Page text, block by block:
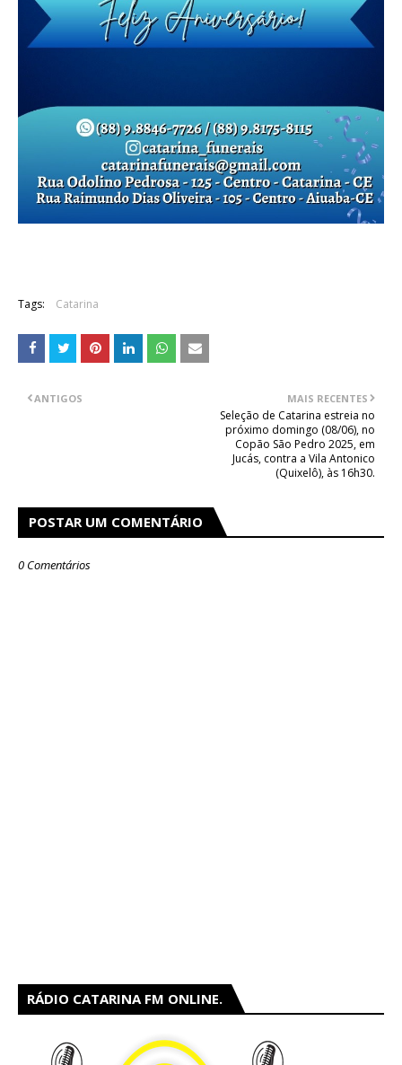
Tags: Catarina
MAIS RECENTES
Seleção de Catarina estreia no
próximo domingo (08/06), no
Copão São Pedro 2025, em
Jucás, contra a Vila Antonico
(Quixelô), às 16h30.
ANTIGOS
POSTAR UM COMENTÁRIO
0 Comentários
RÁDIO CATARINA FM ONLINE.